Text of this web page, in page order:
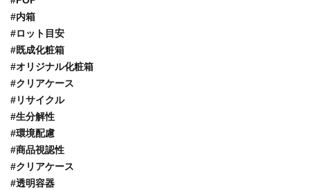
#内箱
#ロット目安
#既成化粧箱
#オリジナル化粧箱
#クリアケース
#リサイクル
#生分解性
#環境配慮
#商品視認性
#クリアケース
#透明容器